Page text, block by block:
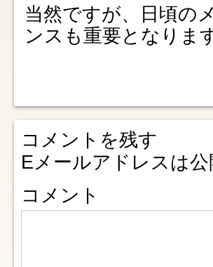
当然ですが、日頃の
ンスも重要となりま
コメントを残す
Eメールアドレスは
コメント